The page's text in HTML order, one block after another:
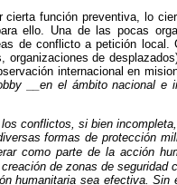
función preventiva, lo
ello. Una de las pocas
de conflicto a petición
de
internacional en
__en el ámbito nacional e
conflictos, si bien
formas de protección
como parte de la acción
de zonas de seguridad
humanitaria sea efectiva.